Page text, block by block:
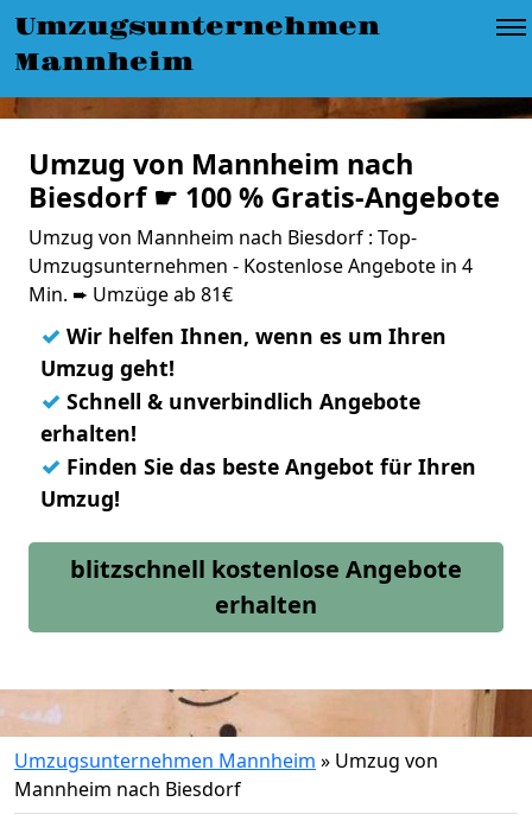
Umzugsunternehmen
Mannheim
Umzug von Mannheim nach
Biesdorf ☛ 100 % Gratis-Angebote
Umzug von Mannheim nach Biesdorf : Top-
Umzugsunternehmen - Kostenlose Angebote in 4
Min. ➨ Umzüge ab 81€
✓ Wir helfen Ihnen, wenn es um Ihren
Umzug geht!
✓ Schnell & unverbindlich Angebote
erhalten!
✓ Finden Sie das beste Angebot für Ihren
Umzug!
blitzschnell kostenlose Angebote
erhalten
Umzugsunternehmen Mannheim » Umzug von
Mannheim nach Biesdorf